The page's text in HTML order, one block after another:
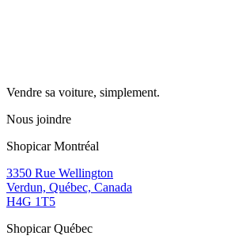
Vendre sa voiture, simplement.
Nous joindre
Shopicar Montréal
3350 Rue Wellington
Verdun, Québec, Canada
H4G 1T5
Shopicar Québec